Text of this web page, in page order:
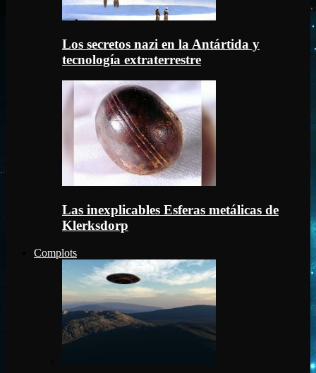
Los secretos nazi en la Antártida y
tecnología extraterrestre
Las inexplicables Esferas metálicas de
Klerksdorp
Complots